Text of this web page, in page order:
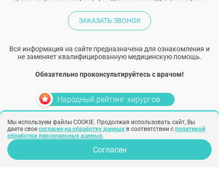
ЗАКАЗАТЬ ЗВОНОК
Вся информация на сайте предназначена для ознакомления и
не заменяет квалифицированную медицинскую помощь.
Обязательно проконсультируйтесь с врачом!
Народный рейтинг хирургов
Политика конфиденциальности Согласие на обработку персональных
данных Согласие на рекламу
Мы используем файлы COOKIE. Продолжая использовать сайт, Вы
даете свое согласие на обработку данных в соответствии с политикой
обработки персональных данных.
Согласен
Опрос для врачей